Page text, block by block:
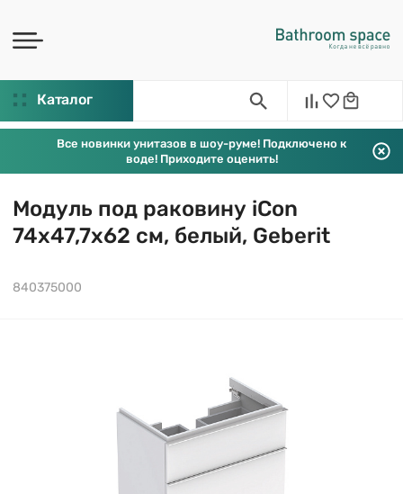
Каталог
Все новинки унитазов в шоу-руме! Подключено к
воде! Приходите оценить!
Модуль под раковину iCon
74х47,7х62 см, белый, Geberit
840375000